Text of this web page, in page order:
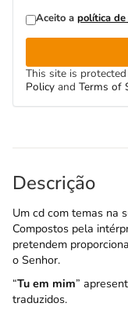
Aceito a política
This site is
Policy and Terms of
Descrição
Um cd com temas na
Compostos pela
pretendem
o Senhor.
“Tu em mim”
traduzidos.